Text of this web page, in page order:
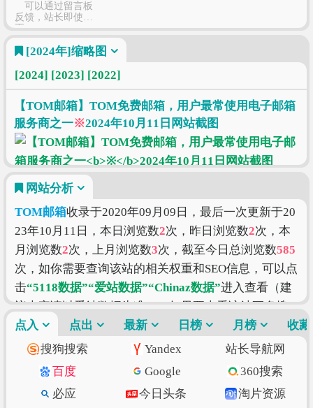
可以通过留言板
反馈，站长即使修
正
[2024年]缩略图
[2024] [2023] [2022]
【TOM邮箱】TOM免费邮箱，用户最常使用电子邮箱
服务商之一※2024年10月11日网站截图
网站分析
TOM邮箱收录于2020年09月09日，最后一次更新于20
23年10月11日，本日浏览数2次，昨日浏览数2次，本
月浏览数2次，上月浏览数3次，截至今日总浏览数585
次，如你需要查询该站的相关权重和SEO信息，可以点
击“5118数据”“爱站数据”“Chinaz数据”进入查看（建
议大家请以爱站数据为准），如果要查看该站更多搜
索的索引信息，可以点击“搜狗索引” “百度索引”“360
索引”进入查看。 TOM邮箱的价值评估涉及到的因素有
访问速度、搜索引擎收录、网站权重、索引量、内容
质量和数量、上线时长、用户体验和粘度等，如果需
要全面准确评估该网站的价值比较困难，因为一些确
点入 点出 最新 日榜 月榜
收藏
搜狗搜索
Yandex
站长导航网
百度
Google
360搜索
必应
今日头条
淘片资源